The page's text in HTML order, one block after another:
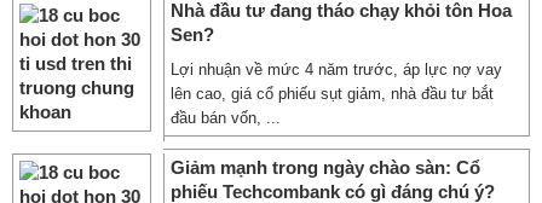
Nhà đầu tư đang tháo chạy khỏi tôn Hoa
Sen?
Lợi nhuận về mức 4 năm trước, áp lực nợ vay
lên cao, giá cổ phiếu sụt giảm, nhà đầu tư bắt
đầu bán vốn, ...
Giảm mạnh trong ngày chào sàn: Cổ
phiếu Techcombank có gì đáng chú ý?